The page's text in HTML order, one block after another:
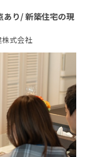
あり/ 新築住宅の現
式会社